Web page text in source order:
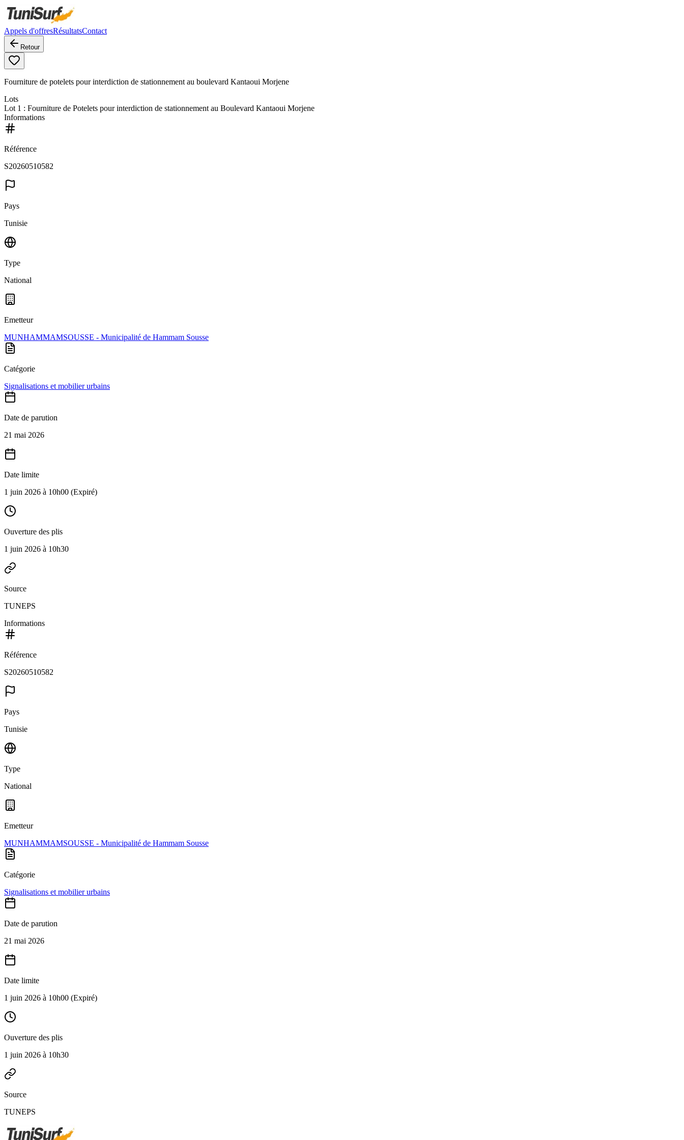
Appels d'offresRésultatsContact
Retour
Fourniture de potelets pour interdiction de stationnement au boulevard Kantaoui Morjene
Lots
Lot 1 : Fourniture de Potelets pour interdiction de stationnement au Boulevard Kantaoui Morjene
Informations
Référence
S20260510582
Pays
Tunisie
Type
National
Emetteur
MUNHAMMAMSOUSSE - Municipalité de Hammam Sousse
Catégorie
Signalisations et mobilier urbains
Date de parution
21 mai 2026
Date limite
1 juin 2026 à 10h00 (Expiré)
Ouverture des plis
1 juin 2026 à 10h30
Source
TUNEPS
Informations
Référence
S20260510582
Pays
Tunisie
Type
National
Emetteur
MUNHAMMAMSOUSSE - Municipalité de Hammam Sousse
Catégorie
Signalisations et mobilier urbains
Date de parution
21 mai 2026
Date limite
1 juin 2026 à 10h00 (Expiré)
Ouverture des plis
1 juin 2026 à 10h30
Source
TUNEPS